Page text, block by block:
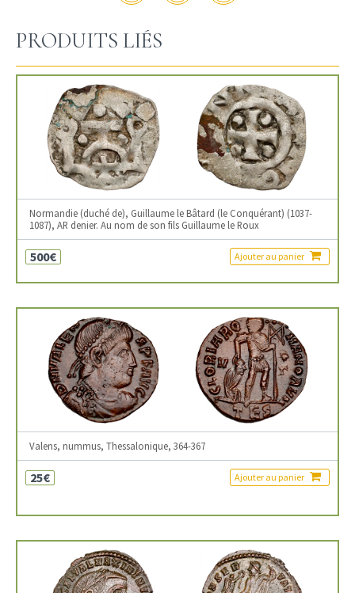
PRODUITS LIÉS
Normandie (duché de), Guillaume le Bâtard (le Conquérant) (1037-
1087), AR denier. Au nom de son fils Guillaume le Roux
500€ Ajouter au panier
Valens, nummus, Thessalonique, 364-367
25€ Ajouter au panier